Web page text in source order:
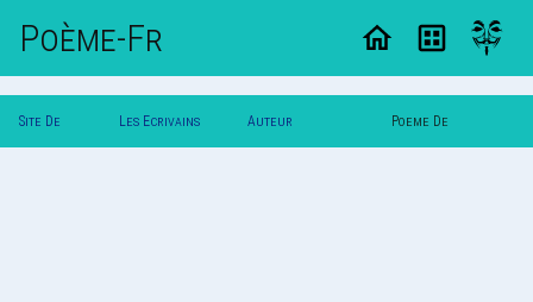
Poème-Fr
Site De Les Ecrivains Auteur Poeme De